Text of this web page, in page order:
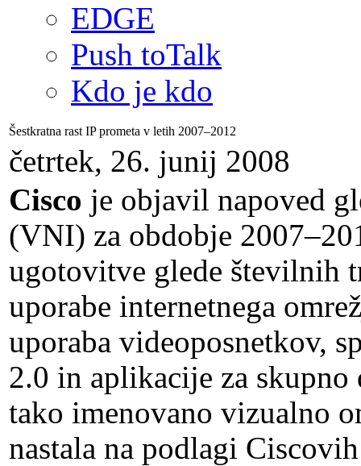
EDGE
Push toTalk
Kdo je kdo
Šestkratna rast IP prometa v letih 2007–2012
četrtek, 26. junij 2008
Cisco je objavil napoved
(VNI) za obdobje
ugotovitve glede številnih
uporabe internetnega
uporaba videoposnetkov,
2.0 in aplikacije za
tako imenovano vizualno
nastala na podlagi